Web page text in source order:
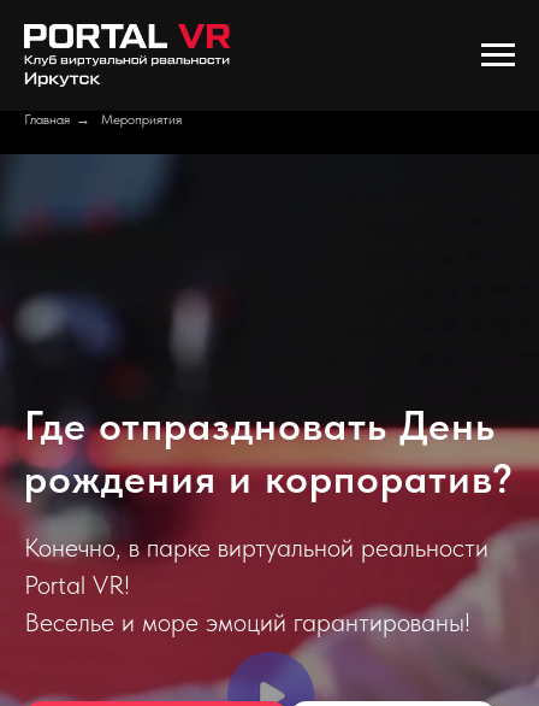
Главная → Мероприятия
Где отпраздновать День
рождения и корпоратив?
Конечно, в парке виртуальной реальности
Portal VR!
Веселье и море эмоций гарантированы!